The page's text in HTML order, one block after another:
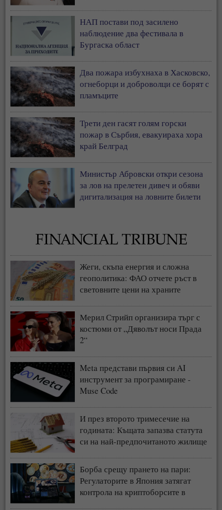
НАП постави под засилено
наблюдение два фестивала в
Бургаска област
Два пожара избухнаха в Хасковско,
огнеборци и доброволци се борят с
пламъците
Трети ден гасят голям горски
пожар в Сърбия, евакуираха хора
край Белград
Министър Абровски откри сезона
за лов на прелетен дивеч и обяви
дигитализация на ловните билети
Жеги, скъпа енергия и сложна
геополитика: ФАО отчете ръст в
световните цени на храните
Мерил Стрийп организира търг с
костюми от „Дяволът носи Прада
2“
Meta представи първия си AI
инструмент за програмиране -
Muse Code
И през второто тримесечие на
годината: Къщата запазва статута
си на най-предпочитаното жилище
Борба срещу прането на пари:
Регулаторите в Япония затягат
контрола на криптоборсите в